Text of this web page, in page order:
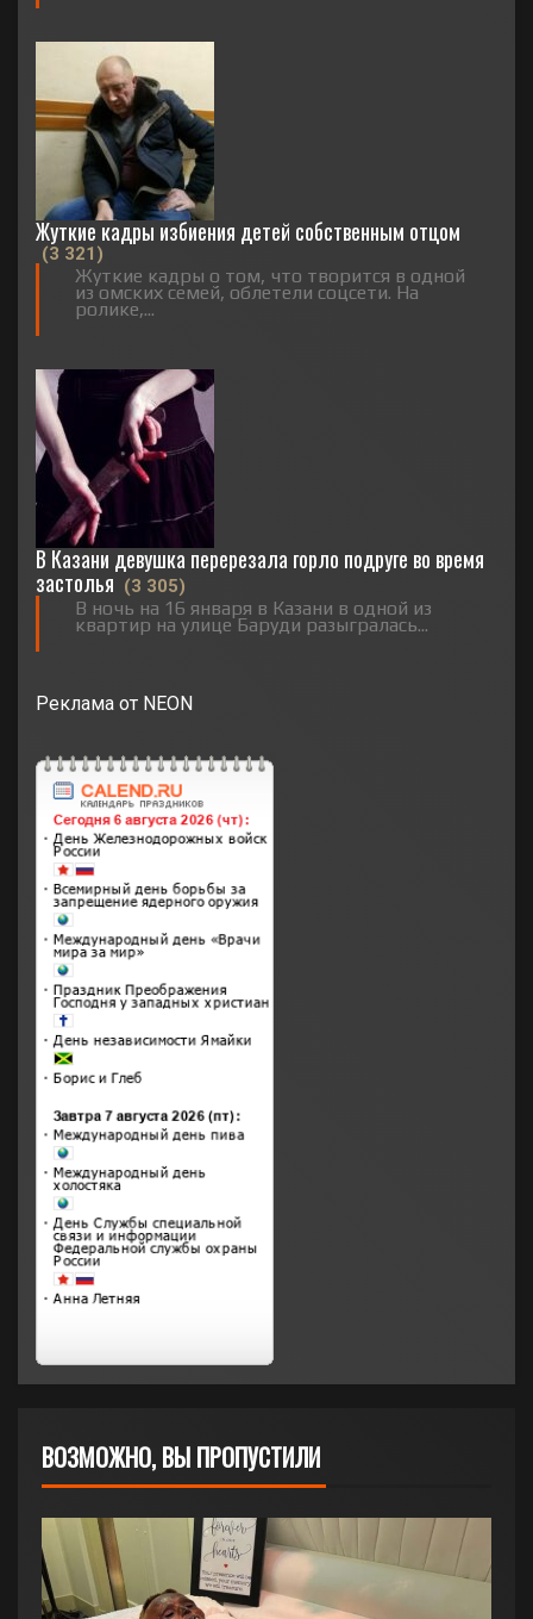
Жуткие кадры избиения детей собственным отцом
(3 321)
Жуткие кадры о том, что творится в одной
из омских семей, облетели соцсети. На
ролике,...
В Казани девушка перерезала горло подруге во время
застолья (3 305)
В ночь на 16 января в Казани в одной из
квартир на улице Баруди разыгралась...
Реклама от NEON
ВОЗМОЖНО, ВЫ ПРОПУСТИЛИ